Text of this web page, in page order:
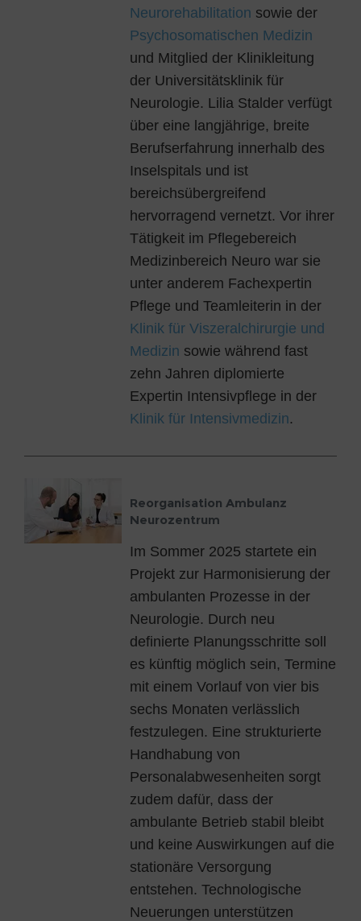
Neurorehabilitation sowie der
Psychosomatischen Medizin
und Mitglied der Klinikleitung
der Universitätsklinik für
Neurologie. Lilia Stalder verfügt
über eine langjährige, breite
Berufserfahrung innerhalb des
Inselspitals und ist
bereichsübergreifend
hervorragend vernetzt. Vor ihrer
Tätigkeit im Pflegebereich
Medizinbereich Neuro war sie
unter anderem Fachexpertin
Pflege und Teamleiterin in der
Klinik für Viszeralchirurgie und
Medizin sowie während fast
zehn Jahren diplomierte
Expertin Intensivpflege in der
Klinik für Intensivmedizin.
Reorganisation Ambulanz
Neurozentrum
Im Sommer 2025 startete ein
Projekt zur Harmonisierung der
ambulanten Prozesse in der
Neurologie. Durch neu
definierte Planungsschritte soll
es künftig möglich sein, Termine
mit einem Vorlauf von vier bis
sechs Monaten verlässlich
festzulegen. Eine strukturierte
Handhabung von
Personalabwesenheiten sorgt
zudem dafür, dass der
ambulante Betrieb stabil bleibt
und keine Auswirkungen auf die
stationäre Versorgung
entstehen. Technologische
Neuerungen unterstützen